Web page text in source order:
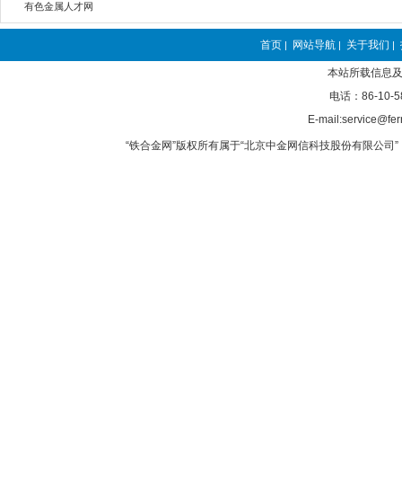
有色金属人才网
首页 | 网站导航 | 关于我们 |
本站所载信息
电话：86-10-
E-
“铁合金网”版权所有属于“北京中金网信科技股份有限公司